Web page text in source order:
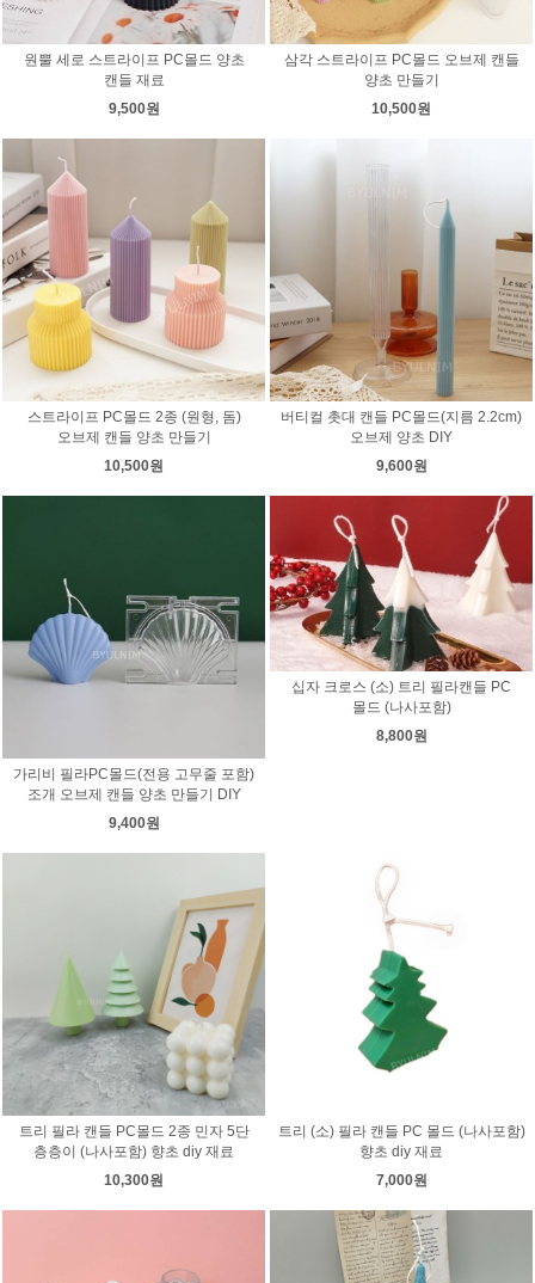
원뿔 세로 스트라이프 PC몰드 양초
캔들 재료
9,500원
삼각 스트라이프 PC몰드 오브제 캔들
양초 만들기
10,500원
스트라이프 PC몰드 2종 (원형, 돔)
오브제 캔들 양초 만들기
10,500원
버티컬 촛대 캔들 PC몰드(지름 2.2cm)
오브제 양초 DIY
9,600원
가리비 필라PC몰드(전용 고무줄 포함)
조개 오브제 캔들 양초 만들기 DIY
9,400원
십자 크로스 (소) 트리 필라캔들 PC
몰드 (나사포함)
8,800원
트리 필라 캔들 PC몰드 2종 민자 5단
층층이 (나사포함) 향초 diy 재료
10,300원
트리 (소) 필라 캔들 PC 몰드 (나사포함)
향초 diy 재료
7,000원